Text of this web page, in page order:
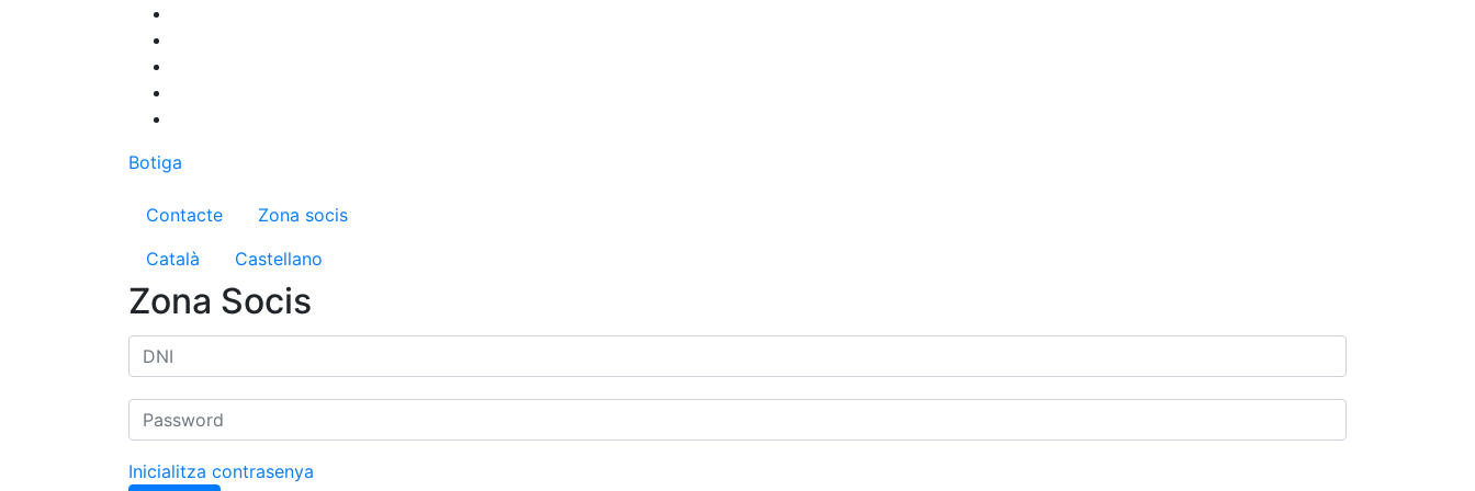
Botiga
Menú del compte d'usuari
Contacte
Zona socis
Català
Castellano
Zona Socis
Inicialitza contrasenya